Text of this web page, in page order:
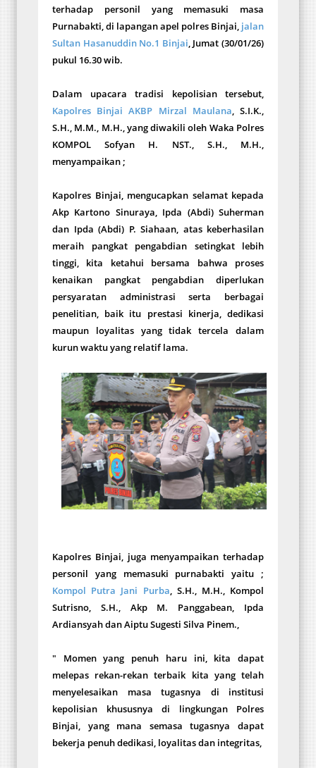
terhadap personil yang memasuki masa
Purnabakti, di lapangan apel polres Binjai, jalan
Sultan Hasanuddin No.1 Binjai, Jumat (30/01/26)
pukul 16.30 wib.
Dalam upacara tradisi kepolisian tersebut,
Kapolres Binjai AKBP Mirzal Maulana, S.I.K.,
S.H., M.M., M.H., yang diwakili oleh Waka Polres
KOMPOL Sofyan H. NST., S.H., M.H.,
menyampaikan ;
Kapolres Binjai, mengucapkan selamat kepada
Akp Kartono Sinuraya, Ipda (Abdi) Suherman
dan Ipda (Abdi) P. Siahaan, atas keberhasilan
meraih pangkat pengabdian setingkat lebih
tinggi, kita ketahui bersama bahwa proses
kenaikan pangkat pengabdian diperlukan
persyaratan administrasi serta berbagai
penelitian, baik itu prestasi kinerja, dedikasi
maupun loyalitas yang tidak tercela dalam
kurun waktu yang relatif lama.
Kapolres Binjai, juga menyampaikan terhadap
personil yang memasuki purnabakti yaitu ;
Kompol Putra Jani Purba, S.H., M.H., Kompol
Sutrisno, S.H., Akp M. Panggabean, Ipda
Ardiansyah dan Aiptu Sugesti Silva Pinem.,
" Momen yang penuh haru ini, kita dapat
melepas rekan-rekan terbaik kita yang telah
menyelesaikan masa tugasnya di institusi
kepolisian khususnya di lingkungan Polres
Binjai, yang mana semasa tugasnya dapat
bekerja penuh dedikasi, loyalitas dan integritas,